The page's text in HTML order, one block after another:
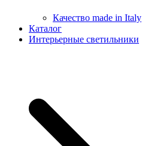
Качество made in Italy
Каталог
Интерьерные светильники